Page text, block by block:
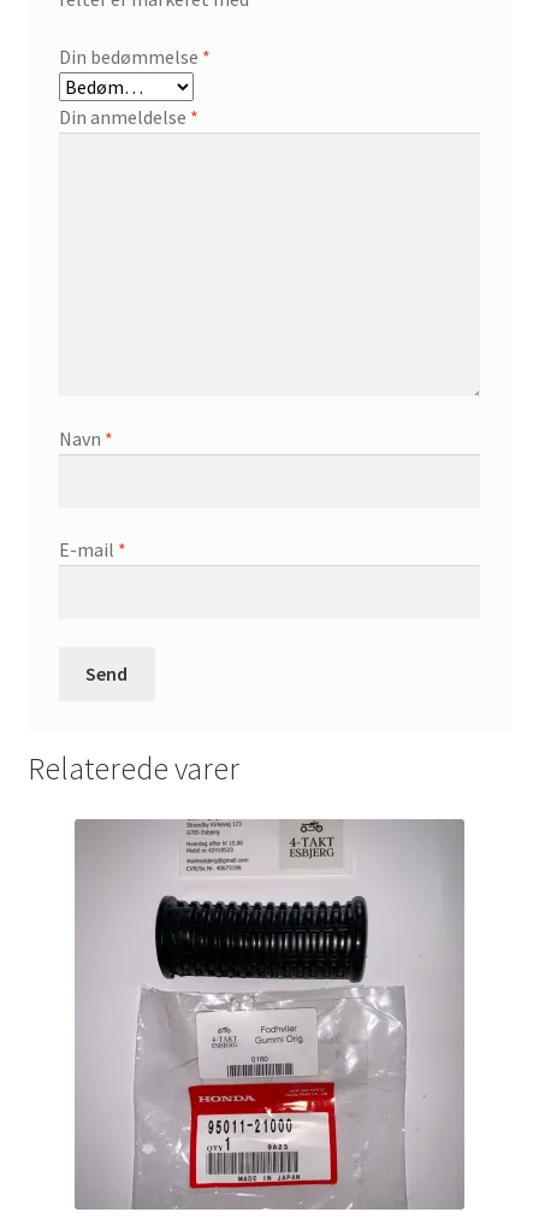
Din bedømmelse *
Din anmeldelse *
Navn *
E-mail *
Relaterede varer